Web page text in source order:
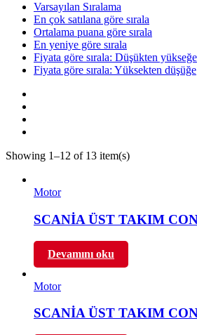
Varsayılan Sıralama
En çok satılana göre sırala
Ortalama puana göre sırala
En yeniye göre sırala
Fiyata göre sırala: Düşükten yükseğe
Fiyata göre sırala: Yüksekten düşüğe
Showing 1–12 of 13 item(s)
Motor
SCANİA ÜST TAKIM
Devamını oku
Motor
SCANİA ÜST TAKIM